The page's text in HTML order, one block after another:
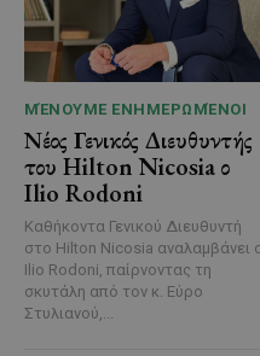
ΜΈΝΟΥΜΕ ΕΝΗΜΕΡΩΜΈΝΟΙ
Νέος Γενικός Διευθυντής
του Hilton Nicosia ο
Ilio Rodoni
Καθήκοντα Γενικού Διευθυντή
στο Hilton Nicosia αναλαμβάνει
Ilio Rodoni, παίρνοντας τη
σκυτάλη από τον κ. Εύρο
Στυλιανού,...